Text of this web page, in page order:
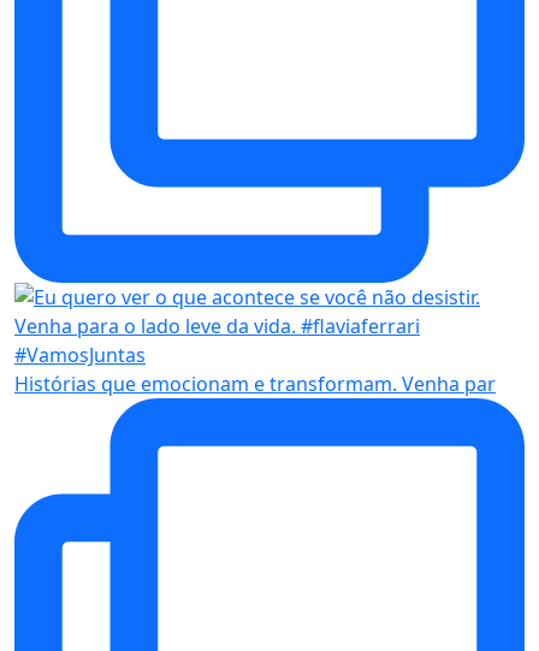
Histórias que emocionam e transformam. Venha par